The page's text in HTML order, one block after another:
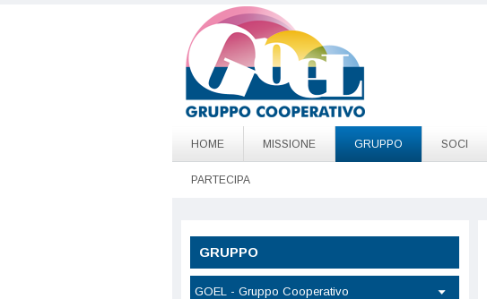
HOME MISSIONE GRUPPO SOCI
PARTECIPA
GRUPPO
GOEL - Gruppo Cooperativo